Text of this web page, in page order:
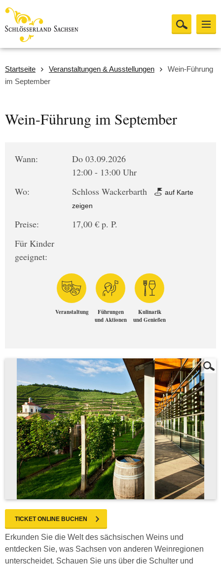
Startseite Veranstaltungen & Ausstellungen
Wein-Führung
im September
Wein-Führung im September
Wann:
Do 03.09.2026
12:00 - 13:00 Uhr
Wo:
Schloss Wackerbarth
auf Karte
zeigen
Preise:
17,00 € p. P.
Für Kinder
geeignet:
Veranstaltung
Führungen
und Aktionen
Kulinarik
und Genießen
TICKET ONLINE BUCHEN
Erkunden Sie die Welt des sächsischen Weins und
entdecken Sie, was Sachsen von anderen Weinregionen
unterscheidet. Schauen Sie uns über die Schulter und